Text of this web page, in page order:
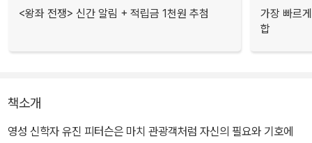
<왕좌 전쟁> 신간 알림 + 적립금 1천원 추첨
가장 빠르
합
책소개
영성 신학자 유진 피터슨은 마치 관광객처럼 자신의 필요와 기호에